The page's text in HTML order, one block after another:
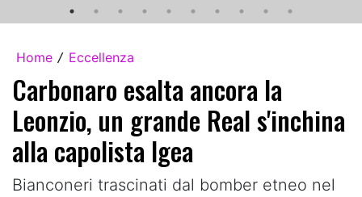
Home / Eccellenza
Carbonaro esalta ancora la
Leonzio, un grande Real s'inchina
alla capolista Igea
Bianconeri trascinati dal bomber etneo nel